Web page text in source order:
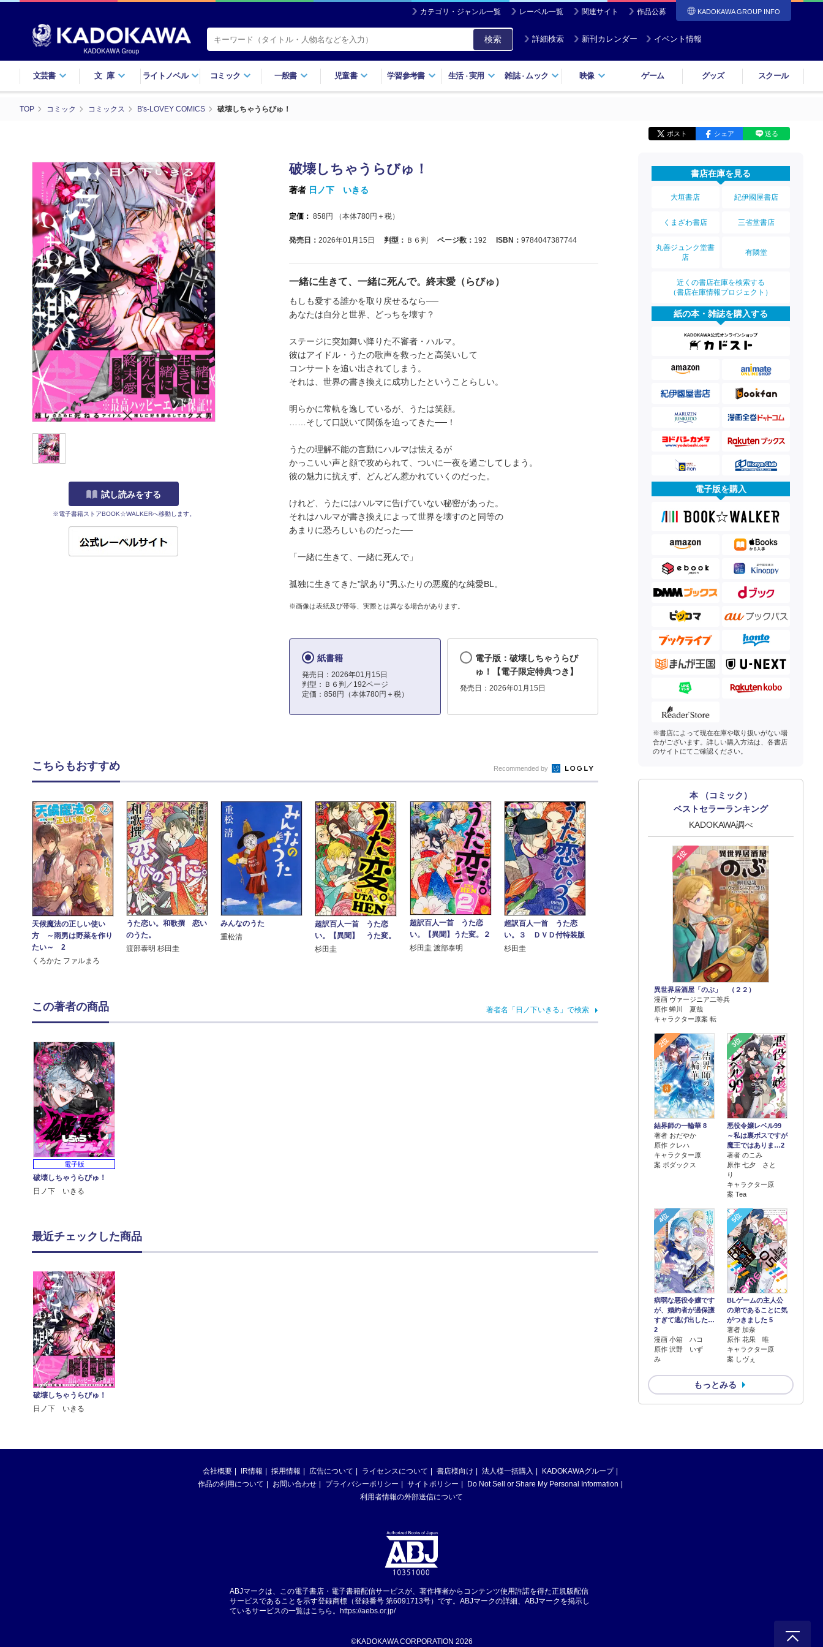
カテゴリ・ジャンル一覧 レーベル一覧 関連サイト 作品公募 KADOKAWA GROUP INFO
検索 詳細検索 新刊カレンダー イベント情報
文芸書 文庫 ライトノベル コミック 一般書 児童書 学習参考書 生活・実用 雑誌・ ムック 映像 ゲーム グッズ スクール
TOP コミック コミックス B's-LOVEY COMICS 破壊しちゃうらびゅ！
ポスト シェア 送る
試し読みをする
※電子書籍ストアBOOK☆WALKERへ移動します。
破壊しちゃうらびゅ！
著者 日ノ下 いきる
定価： 858円 （本体780円＋税）
発売日： 2026年01月15日 判型： Ｂ６判 ページ数： 192 ISBN： 9784047387744
一緒に生きて、一緒に死んで。終末愛（らびゅ）
もしも愛する誰かを取り戻せるなら──
あなたは自分と世界、どっちを壊す？
ステージに突如舞い降りた不審者・ハルマ。
彼はアイドル・うたの歌声を救ったと高笑いして
コンサートを追い出されてしまう。
それは、世界の書き換えに成功したということらしい。
明らかに常軌を逸しているが、うたは笑顔。
……そして口説いて関係を迫ってきた──！
うたの理解不能の言動にハルマは怯えるが
かっこいい声と顔で攻められて、ついに一夜を過ごしてしまう。
彼の魅力に抗えず、どんどん惹かれていくのだった。
けれど、うたにはハルマに告げていない秘密があった。
それはハルマが書き換えによって世界を壊すのと同等の
あまりに恐ろしいものだった──
「一緒に生きて、一緒に死んで」
孤独に生きてきた"訳あり"男ふたりの悪魔的な純愛BL。
※画像は表紙及び帯等、実際とは異なる場合があります。
紙書籍
発売日：2026年01月15日
判型：Ｂ６判／192ページ
定価：858円（本体780円＋税）
電子版：破壊しちゃうらび
ゅ！【電子限定特典つき】
発売日：2026年01月15日
書店在庫を見る
大垣書店 紀伊國屋書店
くまざわ書店 三省堂書店
丸善ジュンク堂書
店
有隣堂
近くの書店在庫を検索する
（書店在庫情報プロジェクト）
紙の本・雑誌を購入する
電子版を購入
※書店によって現在在庫や取り扱いがない場
合がございます。詳しい購入方法は、各書店
のサイトにてご確認ください。
本 （コミック）
ベストセラーランキング
KADOKAWA調べ
1位
異世界居酒屋「のぶ」 （２２）
漫画 ヴァージニア二等兵
原作 蝉川 夏哉
キャラクター原案 転
2位
結界師の一輪華 8
著者 おだやか
原作 クレハ
キャラクター原
案 ボダックス
3位
悪役令嬢レベル99
～私は裏ボスですが
魔王ではありま…2
著者 のこみ
原作 七夕 さと
り
キャラクター原
案 Tea
4位
病弱な悪役令嬢です
が、婚約者が過保護
すぎて逃げ出した…
2
漫画 小箱 ハコ
原作 沢野 いず
み
5位
BLゲームの主人公
の弟であることに気
がつきました 5
著者 加奈
原作 花果 唯
キャラクター原
案 しヴぇ
もっとみる
こちらもおすすめ Recommended by
天候魔法の正しい使い
方 ～雨男は野菜を作り
たい～ 2
くろかた ファルまろ
うた恋い。和歌撰 恋い
のうた。
渡部泰明 杉田圭
みんなのうた
重松清
超訳百人一首 うた恋
い。【異聞】 うた変。
杉田圭
超訳百人一首 うた恋
い。【異聞】うた変。２
杉田圭 渡部泰明
超訳百人一首 うた恋
い。３ ＤＶＤ付特装版
杉田圭
この著者の商品 著者名「日ノ下いきる」で検索
電子版
破壊しちゃうらびゅ！
日ノ下 いきる
最近チェックした商品
破壊しちゃうらびゅ！
日ノ下 いきる
会社概要 IR情報 採用情報 広告について ライセンスについて 書店様向け 法人様一括購入
KADOKAWAグループ
作品の利用について
お問い合わせ プライバシーポリシー サイトポリシー
Do Not Sell or Share My Personal Information
利用者情報の外部送信について
ABJマークは、この電子書店・電子書籍配信サービスが、著作権者からコンテンツ使用許諾を得た正規版配信
サービスであることを示す登録商標（登録番号 第6091713号）です。ABJマークの詳細、ABJマークを掲示し
ているサービスの一覧はこちら。 https://aebs.or.jp/
©KADOKAWA CORPORATION 2026